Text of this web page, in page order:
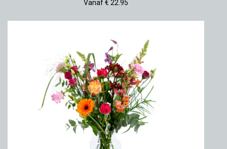
Vanaf € 22.95